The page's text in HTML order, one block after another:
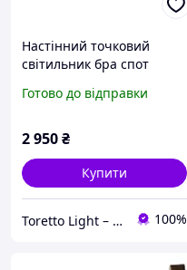
Настінний точковий
світильник бра спот
Білий
Готово до відправки
2 950₴
Купити
Toretto Light – Освітлення та електротовари 100%